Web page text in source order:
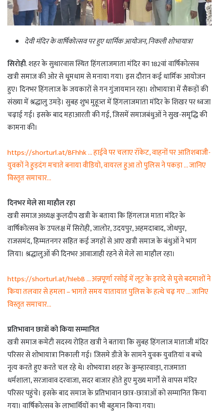
देवी मंदिर के वार्षिकोत्सव पर हुए धार्मिक आयोजन, निकली शोभायात्रा
सिरोही. शहर के सुथारवास स्थित हिंगलाजमाता मंदिर का 182वां वार्षिकोत्सव
खत्री समाज की ओर से धूमधाम से मनाया गया। इस दौरान कई धार्मिक आयोजन
हुए। दिनभर हिंगलाज के जयकारों से गन गुंजायमान रहा। शोभायात्रा में सैकड़ों की
संख्या में श्रद्धालु उमड़े। सुबह शुभ मुहूत्र्त में हिंगलाजमाता मंदिर के शिखर पर ध्वजा
चढ़ाई गई। इसके बाद महाआरती की गई, जिसमें समाजबंधुओं ने सुख-समृद्धि की
कामना की।
https://shorturl.at/BFhhk … हाईवे पर चलाए रॉकेट, वाहनों पर आतिशबाजी-
युवकों ने हुड़दंग मचाते बनाया वीडियो, वायरल हुआ तो पुलिस ने पकड़ा … जानिए
विस्तृत समाचार…
दिनभर मेले सा माहौल रहा
खत्री समाज अध्यक्ष कुलदीप खत्री के बताया कि हिंगलाज माता मंदिर के
वार्षिकोत्सव के उपलक्ष में सिरोही, जालोर, उदयपुर, अहमदाबाद, जोधपुर,
राजसमंद, हिम्मतनगर सहित कई जगहों से आए खत्री समाज के बंधुओं ने भाग
लिया। श्रद्धालुओं की दिनभर आवाजाही रहने से मेले सा माहौल रहा।
https://shorturl.at/hIebB … अन्नपूर्णा रसोई में लूट के इरादे से घुसे बदमाशों ने
किया तलवार से हमला – भागते समय यातायात पुलिस के हत्थे चढ़ गए … जानिए
विस्तृत समाचार…
प्रतिभावान छात्रों को किया सम्मानित
खत्री समाज कमेटी सदस्य रोहित खत्री ने बताया कि सुबह हिंगलाज माताजी मंदिर
परिसर से शोभायात्रा निकाली गई। जिसमे डीजे के सामने युवक युवतियां व बच्चे
नृत्य करते हुए करते चल रहे थे। शोभयात्रा शहर के कुम्हारवाड़ा, राजमाता
धर्मशाला, सरजावाव दरवाजा, सदर बाजार होते हुए मुख्य मार्गों से वापस मंदिर
परिसर पहुंचे। इसके बाद समाज के प्रतिभावान छात्र-छात्राओं को सम्मानित किया
गया। वार्षिकोत्सव के लाभार्थियों का भी बहुमान किया गया।